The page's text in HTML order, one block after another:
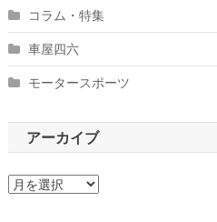
コラム・特集
車屋四六
モータースポーツ
アーカイブ
ア